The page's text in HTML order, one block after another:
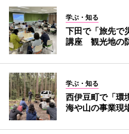
学ぶ・知る
下田で「旅先で
講座 観光地の
学ぶ・知る
西伊豆町で「環
海や山の事業現